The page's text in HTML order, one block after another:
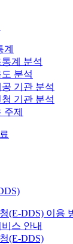
계
계 분석
분석
기관 분석
기관 분석
주제
(E-DDS) 이용
스 안내
(E-DDS)